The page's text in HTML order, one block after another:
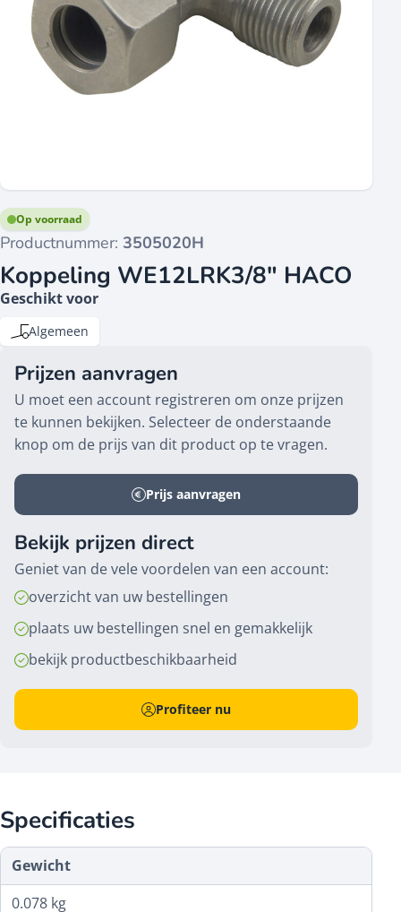
Productnummer: 3505020H
Op voorraad
Koppeling WE12LRK3/8" HACO
Geschikt voor
Algemeen
Prijzen aanvragen
U moet een account registreren om onze prijzen
te kunnen bekijken. Selecteer de onderstaande
knop om de prijs van dit product op te vragen.
Prijs aanvragen
Bekijk prijzen direct
Geniet van de vele voordelen van een account:
overzicht van uw bestellingen
plaats uw bestellingen snel en gemakkelijk
bekijk productbeschikbaarheid
Profiteer nu
Specificaties
Gewicht
0.078 kg